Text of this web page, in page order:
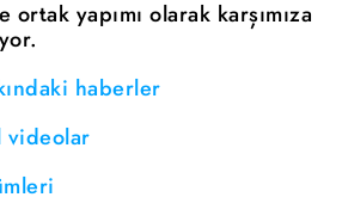
ortak yapımı olarak karşımıza
haberler
videolar